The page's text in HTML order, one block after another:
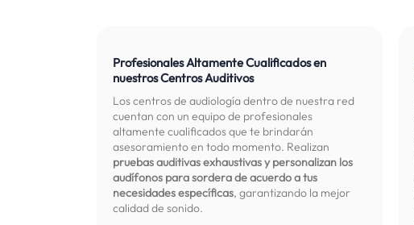
Profesionales Altamente Cualificados en
nuestros Centros Auditivos
Los centros de audiología dentro de nuestra red
cuentan con un equipo de profesionales
altamente cualificados que te brindarán
asesoramiento en todo momento. Realizan
pruebas auditivas exhaustivas y personalizan los
audífonos para sordera de acuerdo a tus
necesidades específicas, garantizando la mejor
calidad de sonido.